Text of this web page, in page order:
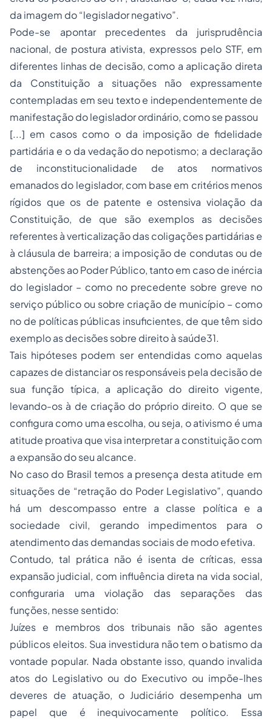
da imagem do “legislador negativo”.
Pode-se apontar precedentes da jurisprudência
nacional, de postura ativista, expressos pelo STF, em
diferentes linhas de decisão, como a aplicação direta
da Constituição a situações não expressamente
contempladas em seu texto e independentemente de
manifestação do legislador ordinário, como se passou
[...] em casos como o da imposição de fidelidade
partidária e o da vedação do nepotismo; a declaração
de inconstitucionalidade de atos normativos
emanados do legislador, com base em critérios menos
rígidos que os de patente e ostensiva violação da
Constituição, de que são exemplos as decisões
referentes à verticalização das coligações partidárias e
à cláusula de barreira; a imposição de condutas ou de
abstenções ao Poder Público, tanto em caso de inércia
do legislador – como no precedente sobre greve no
serviço público ou sobre criação de município – como
no de políticas públicas insuficientes, de que têm sido
exemplo as decisões sobre direito à saúde31.
Tais hipóteses podem ser entendidas como aquelas
capazes de distanciar os responsáveis pela decisão de
sua função típica, a aplicação do direito vigente,
levando-os à de criação do próprio direito. O que se
configura como uma escolha, ou seja, o ativismo é uma
atitude proativa que visa interpretar a constituição com
a expansão do seu alcance.
No caso do Brasil temos a presença desta atitude em
situações de “retração do Poder Legislativo”, quando
há um descompasso entre a classe política e a
sociedade civil, gerando impedimentos para o
atendimento das demandas sociais de modo efetiva.
Contudo, tal prática não é isenta de críticas, essa
expansão judicial, com influência direta na vida social,
configuraria uma violação das separações das
funções, nesse sentido:
Juízes e membros dos tribunais não são agentes
públicos eleitos. Sua investidura não tem o batismo da
vontade popular. Nada obstante isso, quando invalida
atos do Legislativo ou do Executivo ou impõe-lhes
deveres de atuação, o Judiciário desempenha um
papel que é inequivocamente político. Essa